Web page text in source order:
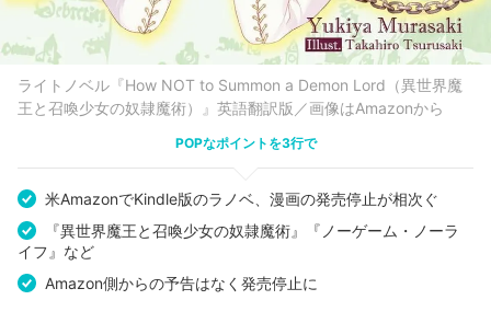
ライトノベル『How NOT to Summon a Demon Lord（異世界魔
王と召喚少女の奴隷魔術）』英語翻訳版／画像はAmazonから
POPなポイントを3行で
米AmazonでKindle版のラノベ、漫画の発売停止が相次ぐ
『異世界魔王と召喚少女の奴隷魔術』『ノーゲーム・ノーラ
イフ』など
Amazon側からの予告はなく発売停止に